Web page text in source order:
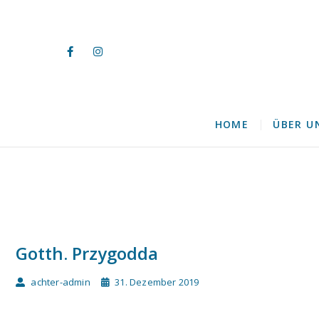
Achterzug
HOME ÜBER
Gotth. Przygodda
achter-admin 31. Dezember 2019